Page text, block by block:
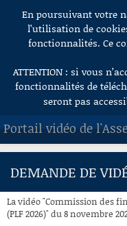
Aller au contenu
En poursuivant votre
l’utilisation de
fonctionnalités. Ce
ATTENTION : si vous
fonctionnalités de
seront pas
Portail vidéo de
ACCUEIL
À LA DEMANDE
DEMANDE DE
La vidéo "Commission des
(PLF 2026)" du 8 novembre